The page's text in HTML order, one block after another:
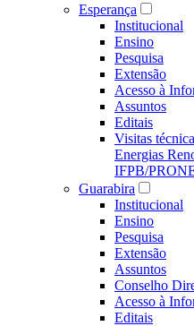
Esperança
Institucional
Ensino
Pesquisa
Extensão
Acesso à
Assuntos
Editais
Visitas
Energias
IFPB/
Guarabira
Institucional
Ensino
Pesquisa
Extensão
Assuntos
Conselho
Acesso à
Editais